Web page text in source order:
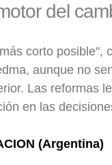
del
corto posible",
aunque no
Las reformas
en las
(Argentina)